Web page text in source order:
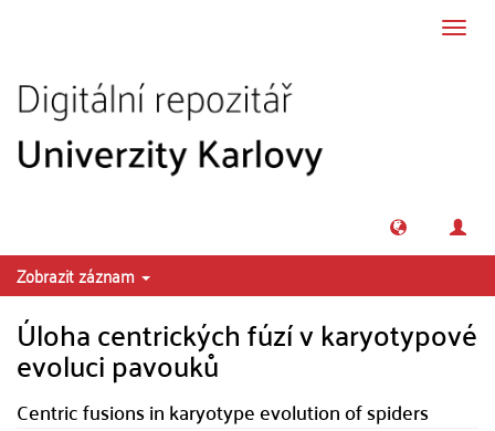
Zobrazit záznam
Úloha centrických fúzí v karyotypové
evoluci pavouků
Centric fusions in karyotype evolution of spiders